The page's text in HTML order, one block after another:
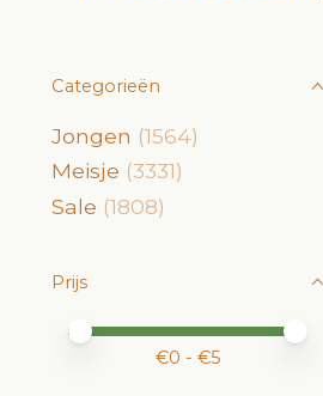
Categorieën
Jongen (1564)
Meisje (3331)
Sale (1808)
Prijs
Minimale prijswaarde
Price maximum value
€0 - €5